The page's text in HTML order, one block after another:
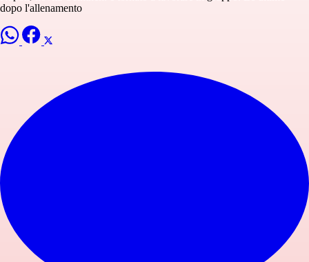
dopo l'allenamento